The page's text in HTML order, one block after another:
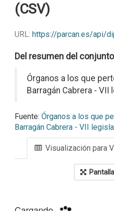
(CSV)
URL: https://parcan.es/api/
Del resumen del
Órganos a los que
Barragán Cabrera - VII
Fuente: Órganos a los que
Barragán Cabrera - VII
Visualización para